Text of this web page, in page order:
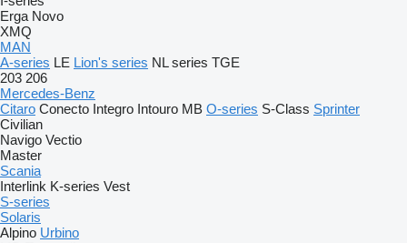
Erga Novo
XMQ
MAN
A-series LE Lion's series NL series TGE
203 206
Mercedes-Benz
Citaro Conecto Integro Intouro MB O-series S-Class Sprinter
Civilian
Navigo Vectio
Master
Scania
Interlink K-series Vest
S-series
Solaris
Alpino Urbino